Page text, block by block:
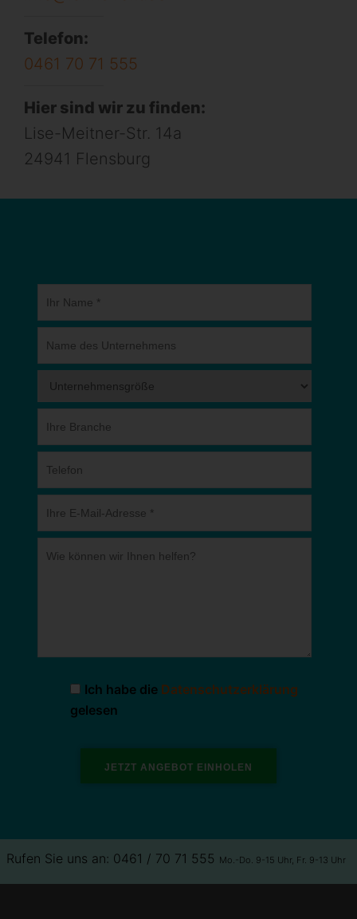
Telefon:
0461 70 71 555
Hier sind wir zu finden:
Lise-Meitner-Str. 14a
24941 Flensburg
Ich habe die Datenschutzerklärung
gelesen
Rufen Sie uns an: 0461 / 70 71 555 Mo.-Do. 9-15 Uhr, Fr. 9-13 Uhr